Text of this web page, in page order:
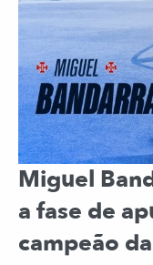
Miguel
a fase de
campeão